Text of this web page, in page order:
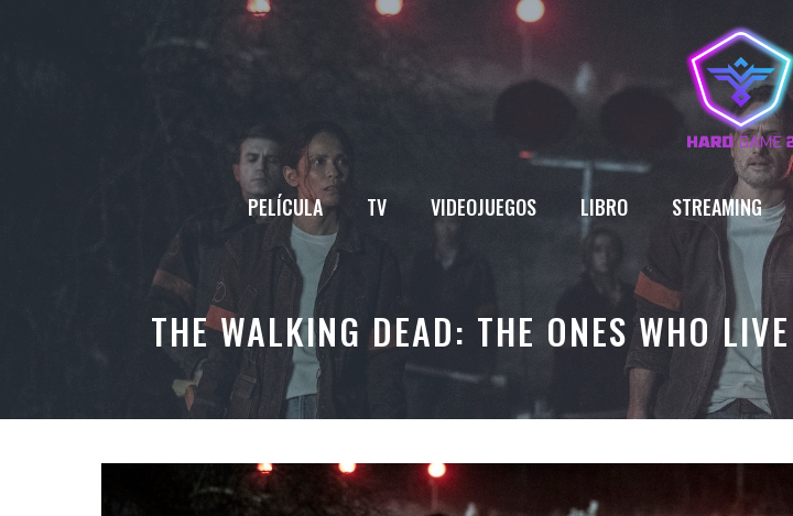
PELÍCULA TV VIDEOJUEGOS LIBRO STREAMING
THE WALKING DEAD: THE ONES WHO